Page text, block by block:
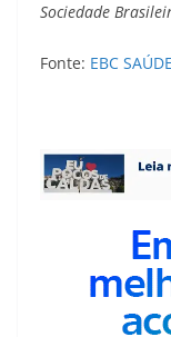
Sociedade
Fonte: EBC SAÚDE